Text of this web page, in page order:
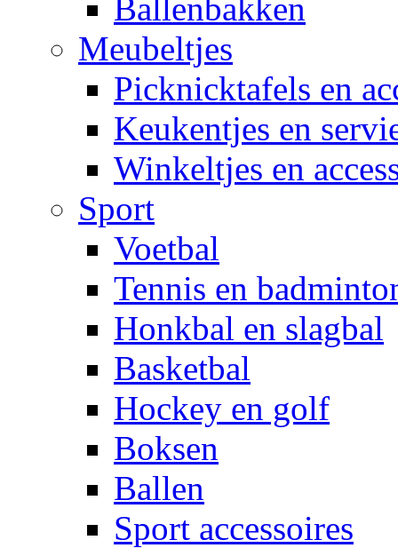
Ballenbakken
Meubeltjes
Picknicktafels en
Keukentjes en
Winkeltjes en
Sport
Voetbal
Tennis en
Honkbal en slagbal
Basketbal
Hockey en golf
Boksen
Ballen
Sport accessoires